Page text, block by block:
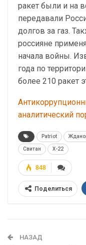
ракет были и на
передавали
долгов за газ.
россияне
начала войны.
года по
более 210 ракет
аналитический
Patriot
Свитан Х-22
848
Поделиться
НАЗАД